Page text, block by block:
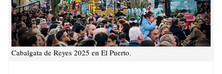
Cabalgata de Reyes 2025 en El Puerto.